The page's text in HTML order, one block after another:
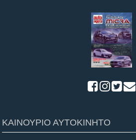
ΚΑΙΝΟΥΡΙΟ ΑΥΤΟΚΙΝΗΤΟ